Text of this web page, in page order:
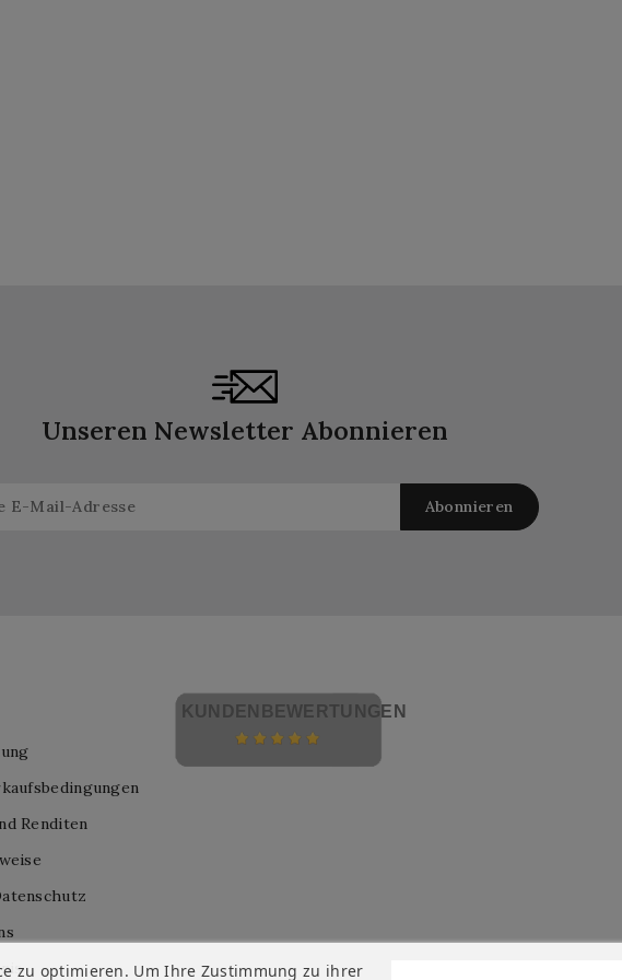
Unseren Newsletter Abonnieren
Renditen
zu optimieren. Um Ihre Zustimmung zu ihrer
KUNDENBEWERTUNGEN